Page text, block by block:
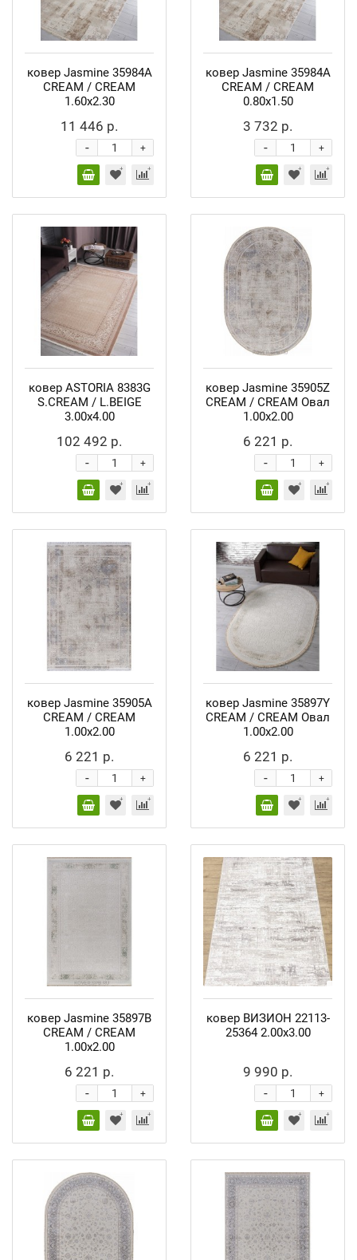
ковер Jasmine 35984A
CREAM / CREAM
1.60x2.30
11 446 р.
+
-
ковер Jasmine 35984A
CREAM / CREAM
0.80x1.50
3 732 р.
+
-
ковер ASTORIA 8383G
S.CREAM / L.BEIGE
3.00x4.00
102 492 р.
+
-
ковер Jasmine 35905Z
CREAM / CREAM Овал
1.00x2.00
6 221 р.
+
-
ковер Jasmine 35905A
CREAM / CREAM
1.00x2.00
6 221 р.
+
-
ковер Jasmine 35897Y
CREAM / CREAM Овал
1.00x2.00
6 221 р.
+
-
ковер Jasmine 35897B
CREAM / CREAM
1.00x2.00
6 221 р.
+
-
ковер ВИЗИОН 22113-
25364 2.00x3.00
9 990 р.
+
-